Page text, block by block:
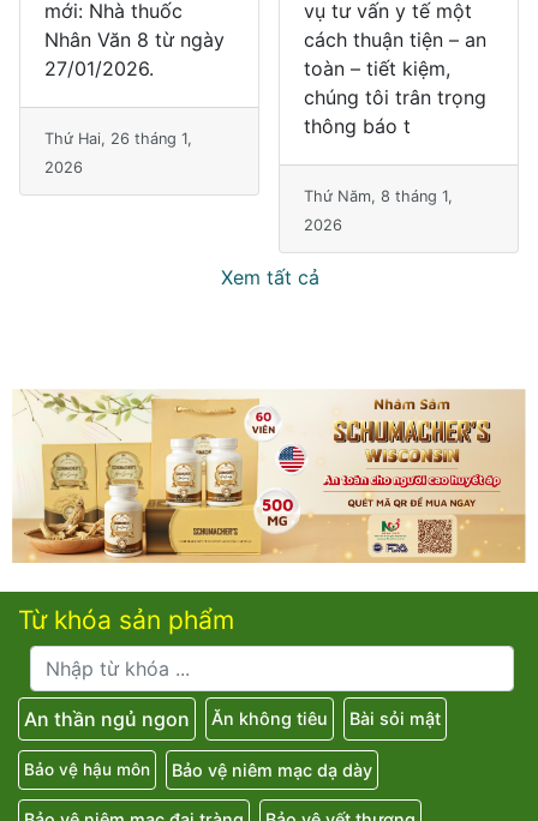
vụ tư vấn y tế một
cách thuận tiện – an
toàn – tiết kiệm,
Thứ Năm, 8 tháng 1,
Vườn Lài - kết hợp
Chương trình quay
số trúng thưởng,
đánh dấu một cột
mốc quan trọng
Thứ Hai, 22 tháng 12,
2025
Từ khóa sản phẩm
An thần ngủ ngon Ăn không tiêu Bài sỏi mật
Bảo vệ hậu môn Bảo vệ niêm mạc dạ dày